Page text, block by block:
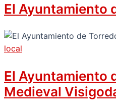
El Ayuntamiento
local
El Ayuntamiento
Medieval